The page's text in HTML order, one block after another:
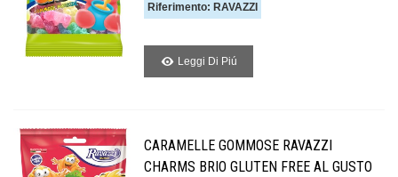
Riferimento: RAVAZZI
Leggi Di Piú
CARAMELLE GOMMOSE RAVAZZI
CHARMS BRIO GLUTEN FREE AL GUSTO